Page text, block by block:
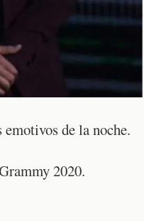
de la noche.
2020.